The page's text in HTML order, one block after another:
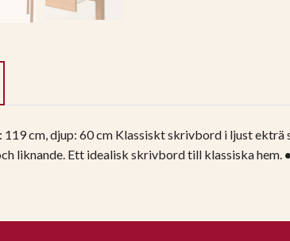
119 cm, djup: 60 cm Klassiskt skrivbord i ljust
liknande. Ett idealisk skrivbord till klassiska hem.